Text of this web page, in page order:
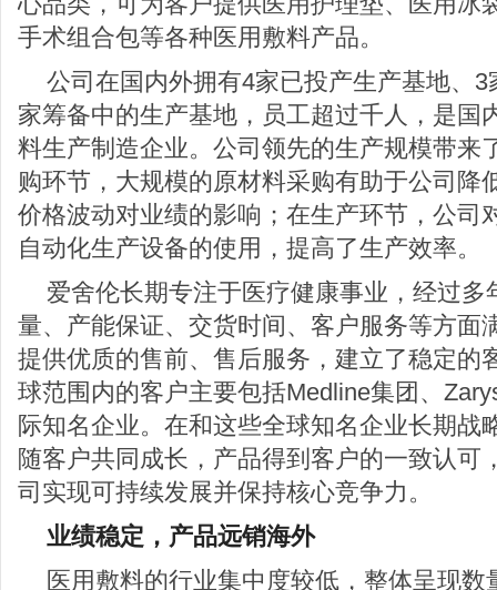
手术组合包等各种医用敷料产品。
公司在国内外拥有4家已投产生产基地、
家筹备中的生产基地，员工超过千人，是国
料生产制造企业。公司领先的生产规模带来
购环节，大规模的原材料采购有助于公司降
价格波动对业绩的影响；在生产环节，公司
自动化生产设备的使用，提高了生产效率。
爱舍伦长期专注于医疗健康事业，经过
量、产能保证、交货时间、客户服务等方面
提供优质的售前、售后服务，建立了稳定的
球范围内的客户主要包括Medline集团、
际知名企业。在和这些全球知名企业长期战
随客户共同成长，产品得到客户的一致认可
司实现可持续发展并保持核心竞争力。
业绩稳定，产品远销海外
医用敷料的行业集中度较低，整体呈现